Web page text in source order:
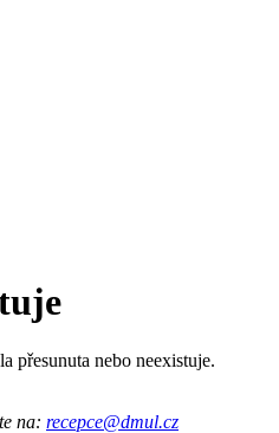
přesunuta nebo neexistuje.
na: recepce@dmul.cz